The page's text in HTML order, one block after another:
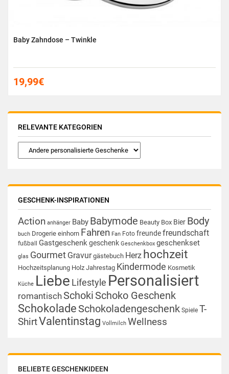
RELEVANTE KATEGORIEN
GESCHENK-INSPIRATIONEN
Action anhänger Baby Babymode Beauty Box Bier Body
buch Drogerie einhorn Fahren Fan Foto freundefreundschaft
fußball Gastgeschenkgeschenk Geschenkbox geschenkset
glas Gourmet Gravur gästebuch Herz hochzeit
Hochzeitsplanung Holz Jahrestag Kindermode Kosmetik
Küche Liebe Lifestyle Personalisiert
romantisch Schoki Schoko Geschenk
Schokolade Schokoladengeschenk Spiele T-
ShirtValentinstag Vollmilch Wellness
BELIEBTE GESCHENKIDEEN
Baby Zahndose – Twinkle
19,99€